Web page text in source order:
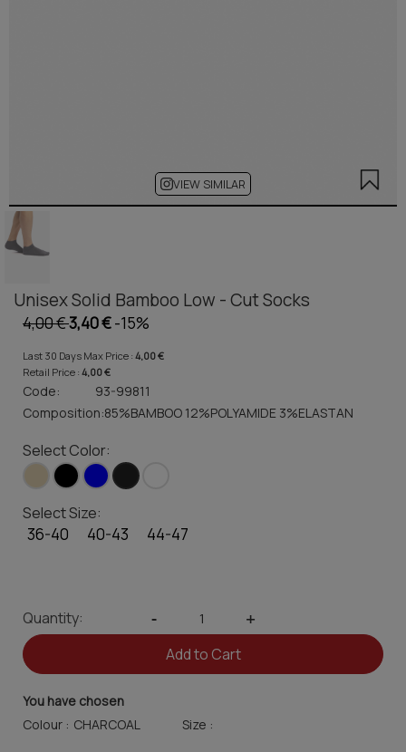
VIEW SIMILAR
Unisex Solid Bamboo Low - Cut Socks
4,00 €3,40 €-15%
Last 30 Days Max Price : 4,00 €
Retail Price : 4,00 €
Code:
93-99811
Composition:85%BAMBOO 12%POLYAMIDE 3%ELASTAN
Select Color:
Select Size:
36-40 40-43 44-47
Quantity: - +
Add to Cart
You have chosen
Colour :
Size :